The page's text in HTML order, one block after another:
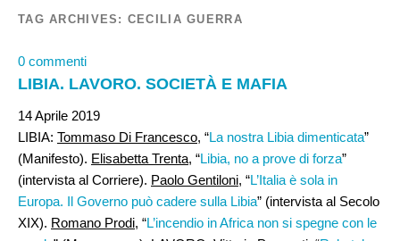
TAG ARCHIVES: CECILIA GUERRA
0 commenti
LIBIA. LAVORO. SOCIETÀ E MAFIA
14 Aprile 2019
LIBIA: Tommaso Di Francesco, “La nostra Libia dimenticata”
(Manifesto). Elisabetta Trenta, “Libia, no a prove di forza”
(intervista al Corriere). Paolo Gentiloni, “L’Italia è sola in
Europa. Il Governo può cadere sulla Libia” (intervista al Secolo
XIX). Romano Prodi, “L’incendio in Africa non si spegne con le